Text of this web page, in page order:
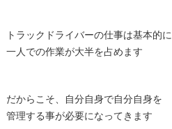
トラックドライバーの仕事は基本的に
一人での作業が大半を占めます
だからこそ、自分自身で自分自身を
管理する事が必要になってきます